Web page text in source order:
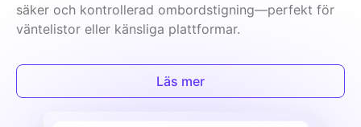
säker och kontrollerad ombordstigning—perfekt för
väntelistor eller känsliga plattformar.
Läs mer